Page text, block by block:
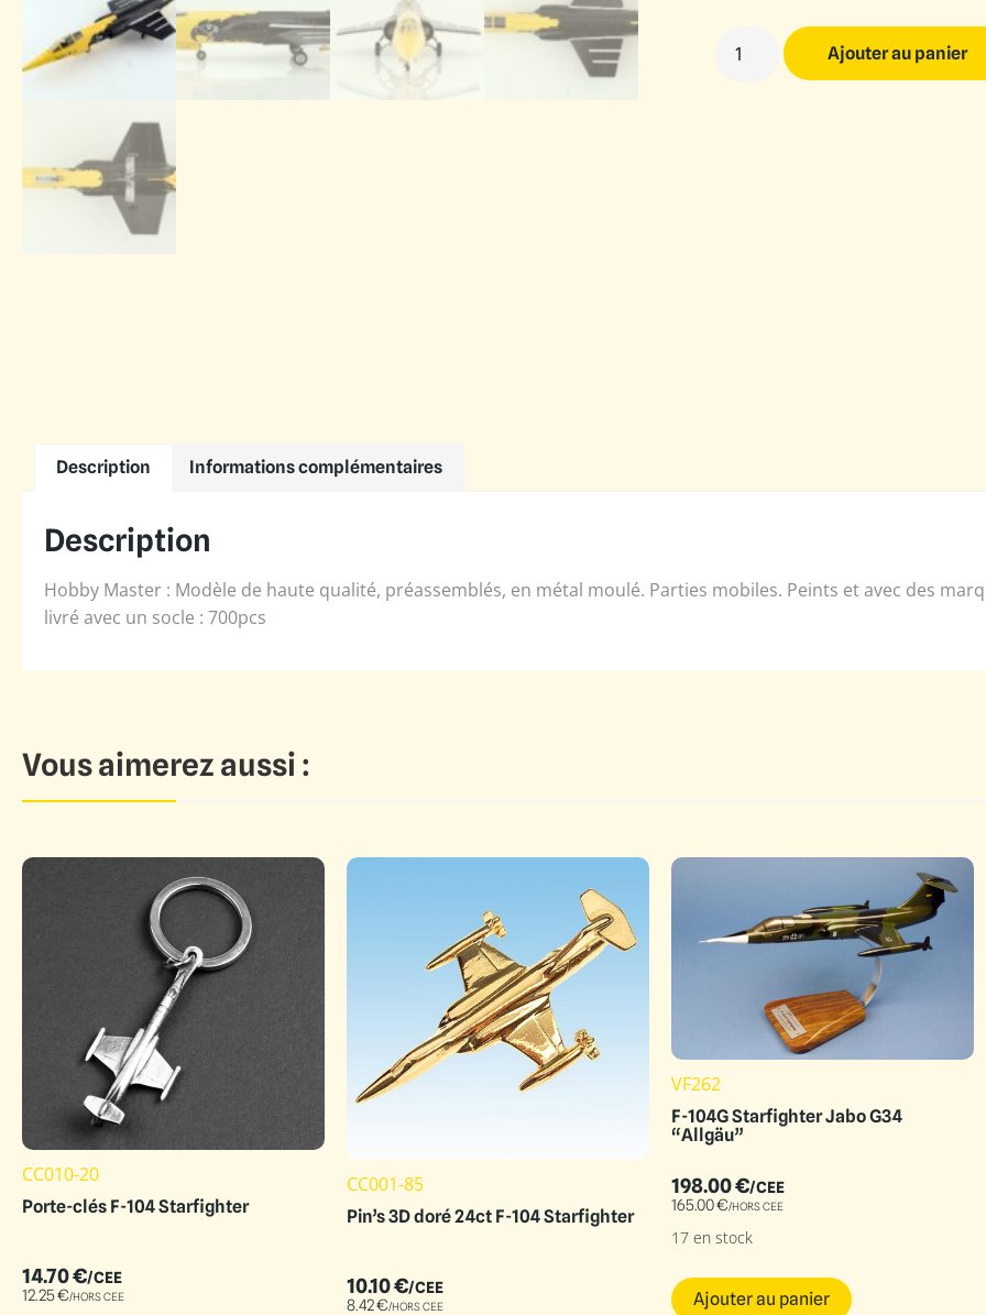
Ajouter au panier
Description Informations complémentaires
Description
Hobby Master : Modèle de haute qualité, préassemblés, en métal moulé. Parties mobiles. Peints et avec des
livré avec un socle : 700pcs
Vous aimerez aussi :
CC010-20
Porte-clés F-104 Starfighter
14.70€/CEE
12.25€/HORS CEE
CC001-85
Pin’s 3D doré 24ct F-104 Starfighter
10.10€/CEE
8.42€/HORS CEE
VF262
F-104G Starfighter Jabo G34
“Allgäu”
198.00€/CEE
165.00€/HORS CEE
17 en stock
Ajouter au panier